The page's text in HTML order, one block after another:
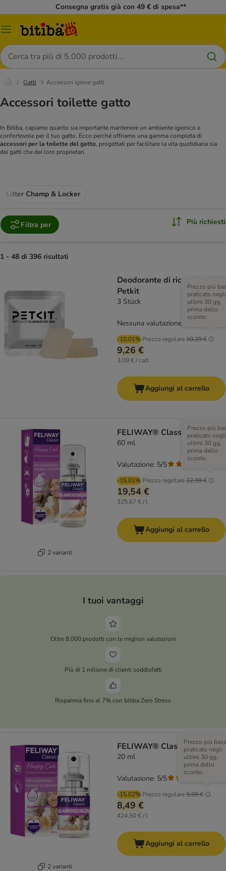
Consegna gratis già con 49 € di spesa**
Overview
Cerca
Gatti Accessori igiene gatti
Accessori toilette gatto
In Bitiba, capiamo quanto sia importante mantenere un ambiente igienico e
confortevole per il tuo gatto. Ecco perché offriamo una gamma completa di
accessori per la toilette del gatto, progettati per facilitare la vita quotidiana sia
dei gatti che dei loro proprietari.
Litter Champ & Locker
Filtra per Più richiesti
1 - 48 di 396 risultati
Deodorante di ricambio N50
Petkit
3 Stück
-10.01% Prezzo regolare10,29 €
Prezzo più
praticato negli
ultimi 30 gg,
prima dello
sconto.
9,26 €
3,09 € / cad.
Nessuna valutazione
Aggiungi al carrello
2 varianti
FELIWAY® Classic Spray
60 ml
-15.01% Prezzo regolare22,99 €
Prezzo più
praticato negli
ultimi 30 gg,
prima dello
sconto.
19,54 €
325,67 € / l
Valutazione: 5/5
Aggiungi al carrello
I tuoi vantaggi
Oltre 8.000 prodotti con le migliori valutazioni
Più di 1 milione di clienti soddisfatti
Risparmia fino al 7% con bitiba Zero Stress
2 varianti
FELIWAY® Classic Spray
20 ml
-15.02% Prezzo regolare9,99 €
Prezzo più
praticato negli
ultimi 30 gg,
prima dello
sconto.
8,49 €
424,50 € / l
Valutazione: 5/5
Aggiungi al carrello